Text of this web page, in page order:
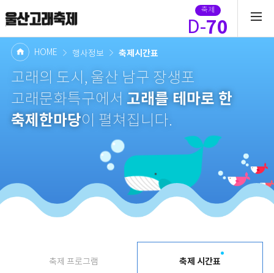
축제
D-70
HOME 행사정보 축제시간표
고래의 도시, 울산 남구 장생포
고래문화특구에서 고래를 테마로 한
축제한마당이 펼쳐집니다.
축제 프로그램 축제 시간표